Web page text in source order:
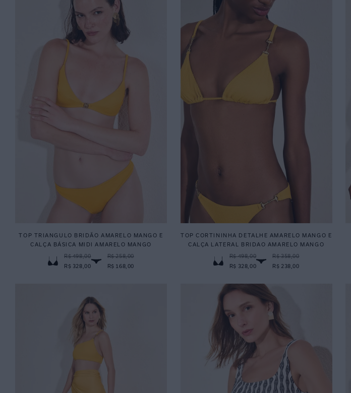
TOP TRIANGULO BRIDÃO AMARELO MANGO E
CALÇA BÁSICA MIDI AMARELO MANGO
R$ 498,00
R$ 328,00
R$ 258,00
R$ 168,00
TOP CORTININHA DETALHE AMARELO MANGO E
CALÇA LATERAL BRIDAO AMARELO MANGO
R$ 498,00
R$ 328,00
R$ 358,00
R$ 238,00